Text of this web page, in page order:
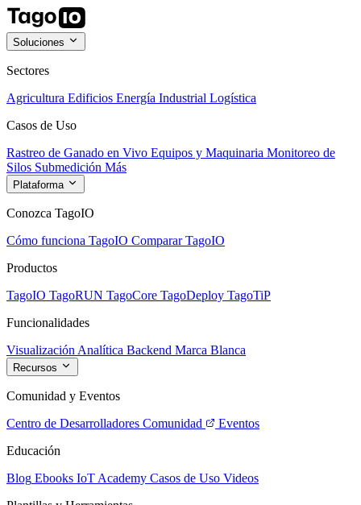
Soluciones
Sectores
Agricultura Edificios Energía Industrial Logística
Casos de Uso
Rastreo de Ganado en Vivo Equipos y Maquinaria Monitoreo de
Silos Submedición Más
Plataforma
Conozca TagoIO
Cómo funciona TagoIO Comparar TagoIO
Productos
TagoIO TagoRUN TagoCore TagoDeploy TagoTiP
Funcionalidades
Visualización Analítica Backend Marca Blanca
Recursos
Comunidad y Eventos
Centro de Desarrolladores Comunidad
Eventos
Educación
Blog Ebooks IoT Academy Casos de Uso Videos